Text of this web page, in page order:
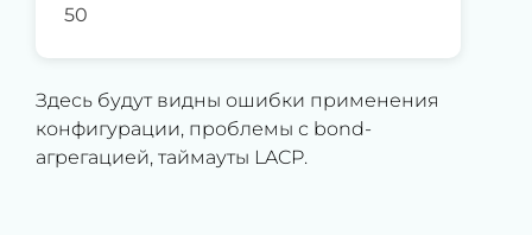
50
Здесь будут видны ошибки применения
конфигурации, проблемы с bond-
агрегацией, таймауты LACP.